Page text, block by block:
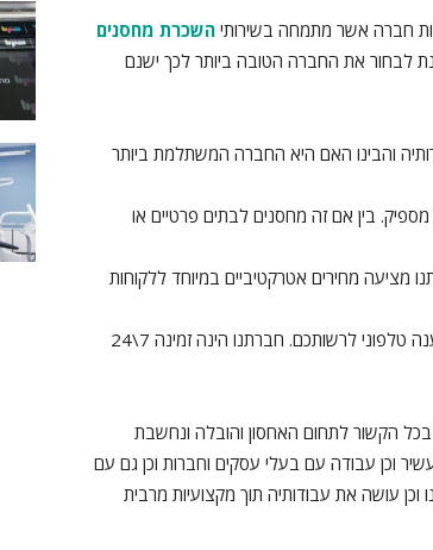
חברה אשר מתמחה בשירותי השכרת מחסנים
לבחור את החברה הטובה ביותר לכך ישנם
והבינו האם היא החברה המשתלמת ביותר
בין אם זה מחסנים לבתים פרטיים או
מציעה מחירים אטרקטיביים במיוחד ללקוחות
כך שתוכלו לגשת למחסן שלכם בכל זמן שתרצו וכן יעמוד מענה טלפוני לרשותכם. חברתנו הינה זמינה 7\24
הקשור לתחום האחסון והובלה ונחשבת
וכן עבודה עם בעלי עסקים וחברות וכן גם עם
עושה את עבודותיה תוך מקצועיות מרבית